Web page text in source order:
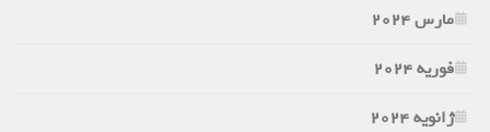
مارس 2024
فوریه 2024
ژانویه 2024